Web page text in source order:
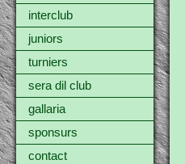
interclub
juniors
turniers
sera dil club
gallaria
sponsurs
contact